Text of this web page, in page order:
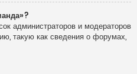
администраторов и модераторов
такую как сведения о форумах,